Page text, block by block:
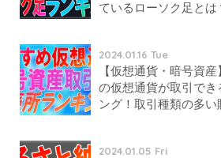
ているローソク足とは
2024.01.16 Tue
【仮想通貨・暗号資
の仮想通貨が取引でき
ング！取引種類の多い
2024.01.05 Fri